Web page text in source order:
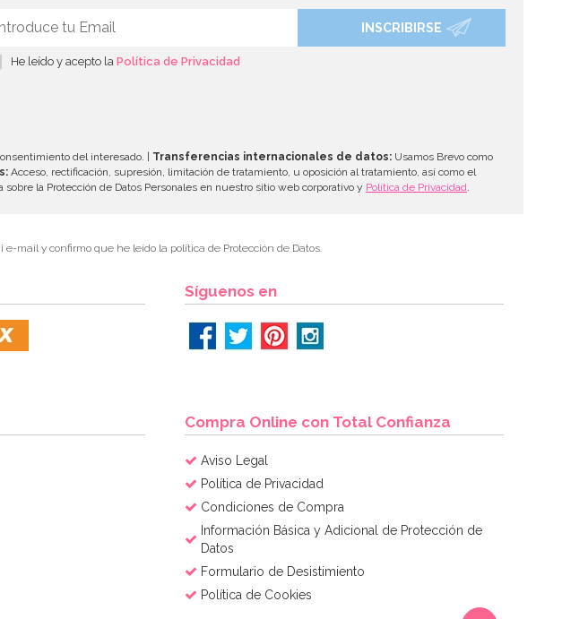
INSCRIBIRSE
He leído y acepto la Política de Privacidad
del interesado. | Transferencias internacionales de datos: Usamos Brevo como
Acceso, rectificación, supresión, limitación de tratamiento, u oposición al tratamiento, así como el
la Protección de Datos Personales en nuestro sitio web corporativo y Política de Privacidad
mail y confirmo que he leído la política de Protección de Datos.
Síguenos en
Compra Online con Total Confianza
Aviso Legal
Política de Privacidad
Condiciones de Compra
Información Básica y Adicional de Protección de
Datos
Formulario de Desistimiento
Política de Cookies